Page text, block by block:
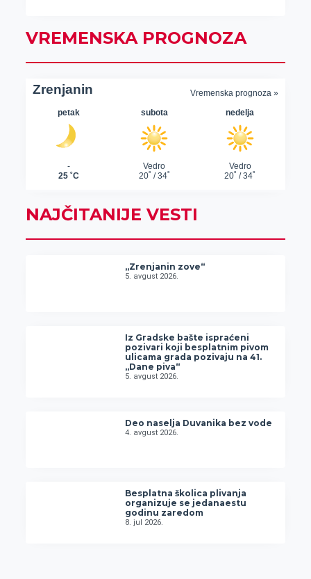
VREMENSKA PROGNOZA
NAJČITANIJE VESTI
„Zrenjanin zove“
5. avgust 2026.
Iz Gradske bašte ispraćeni
pozivari koji besplatnim pivom
ulicama grada pozivaju na 41.
„Dane piva“
5. avgust 2026.
Deo naselja Duvanika bez vode
4. avgust 2026.
Besplatna školica plivanja
organizuje se jedanaestu
godinu zaredom
8. jul 2026.